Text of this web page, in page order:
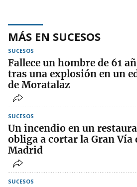
MÁS EN SUCESOS
SUCESOS
Fallece un hombre de 61
tras una explosión en un
de Moratalaz
SUCESOS
Un incendio en un
obliga a cortar la Gran Vía
Madrid
SUCESOS